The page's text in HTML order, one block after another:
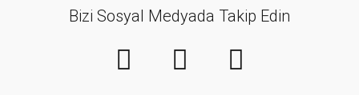
Bizi Sosyal Medyada Takip Edin